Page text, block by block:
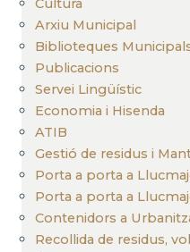
Cultura
Arxiu Municipal
Biblioteques
Publicacions
Servei Lingüístic
Economia i Hisenda
ATIB
Gestió de residus i
Porta a porta a
Porta a porta a
Contenidors a
Recollida de residus,